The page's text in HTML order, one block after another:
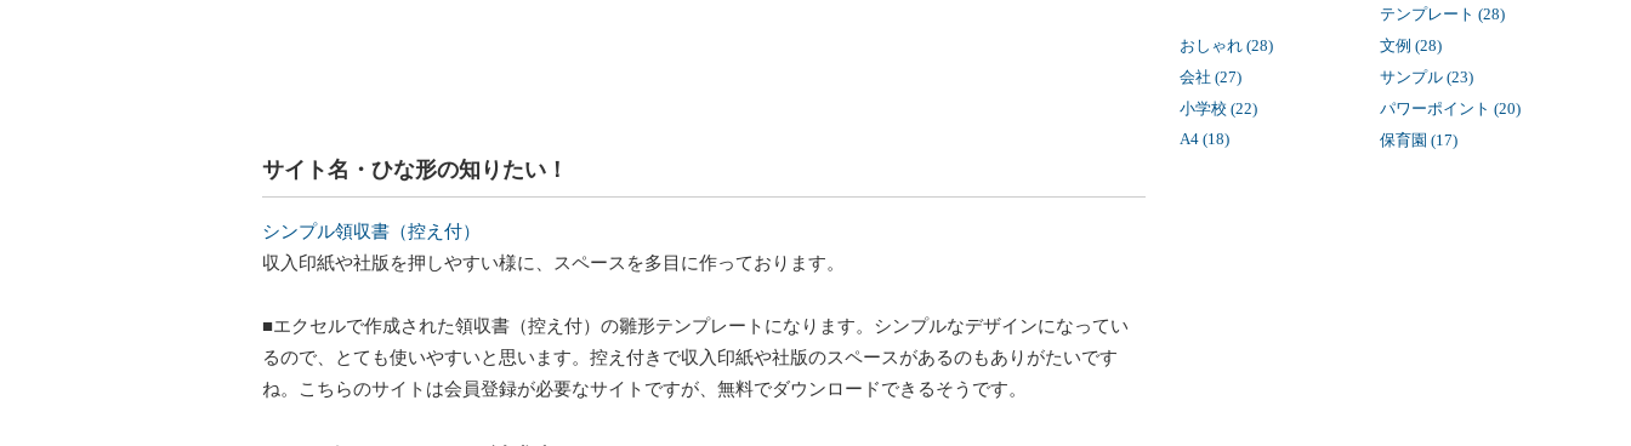
サイト名・ひな形の知りたい！
シンプル領収書（控え付）
収入印紙や社版を押しやすい様に、スペースを多目に作っております。
■エクセルで作成された領収書（控え付）の雛形テンプレートになります。シンプルなデザインになってい
るので、とても使いやすいと思います。控え付きで収入印紙や社版のスペースがあるのもありがたいです
ね。こちらのサイトは会員登録が必要なサイトですが、無料でダウンロードできるそうです。
テンプレート (28)
おしゃれ (28)
文例 (28)
会社 (27)
サンプル (23)
小学校 (22)
パワーポイント (20)
A4 (18)
保育園 (17)